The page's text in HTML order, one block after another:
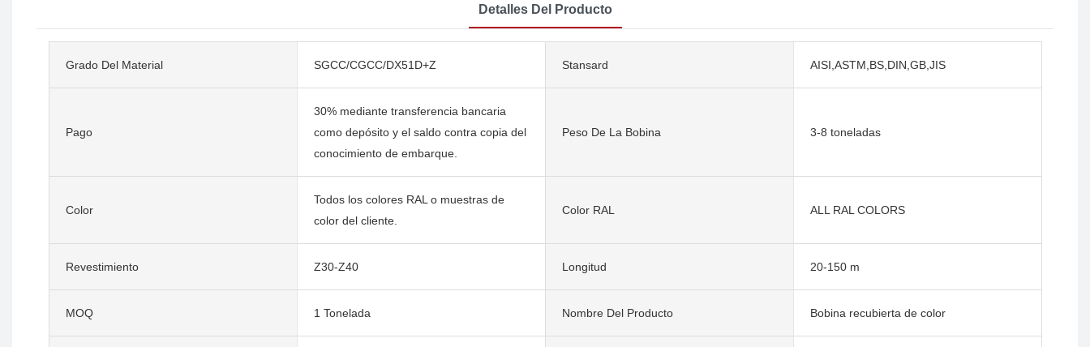
Detalles Del Producto
Grado Del Material SGCC/CGCC/DX51D+Z Stansard AISI,ASTM,BS,DIN,GB,JIS
Pago
30% mediante transferencia bancaria
como depósito y el saldo contra copia del
conocimiento de embarque.
Peso De La Bobina 3-8 toneladas
Color
Todos los colores RAL o muestras de
color del cliente.
Color RAL ALL RAL COLORS
Revestimiento Z30-Z40 Longitud 20-150 m
MOQ 1 Tonelada Nombre Del Producto Bobina recubierta de color